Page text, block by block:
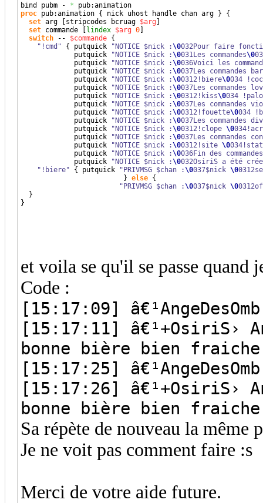
bind pubm - *
proc pub:animation { nick uhost handle chan arg }
{
set arg [stripcodes bcruag $arg ]
set commande [lindex $arg 0]
switch -- $commande {
"!cmd"
{ putquick "NOTICE $nick :\0032Pour faire
             putquick
"NOTICE $nick :\0031Les commandes\0
             putquick
"NOTICE $nick :\0036Voici les
             putquick
"NOTICE $nick :\0037Les commandes
             putquick
"NOTICE $nick :\00312!biere\0034
             putquick
"NOTICE $nick :\0037Les commandes
             putquick
"NOTICE $nick :\00312!kiss\0034 !palo
             putquick
"NOTICE $nick :\0037Les commandes
             putquick
"NOTICE $nick :\00312!fouette\0034
             putquick
"NOTICE $nick :\0037Les commandes
             putquick
"NOTICE $nick :\00312!clope \0
	     putquick
"NOTICE $nick :\0037Les commandes
	     putquick
"NOTICE $nick :\00312!site \0
             putquick
"NOTICE $nick :\0036Fin des
             putquick
"NOTICE $nick :\0032OsiriS a été crée
"!biere"
{ putquick "PRIVMSG $chan :\0037$nick \0
} else {
"PRIVMSG $chan :\0037$nick \0
}
}
et voila se qu'il se passe quand
Code :
[15:17:09]
[15:17:11] â€¹+OsiriS›
bonne bière bien
[15:17:25]
[15:17:26] â€¹+OsiriS›
bonne bière bien
Sa répète de nouveau la même
Je ne voit pas comment faire :s
Merci de votre aide future.